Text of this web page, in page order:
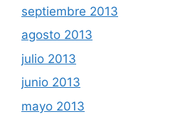
septiembre 2013
agosto 2013
julio 2013
junio 2013
mayo 2013